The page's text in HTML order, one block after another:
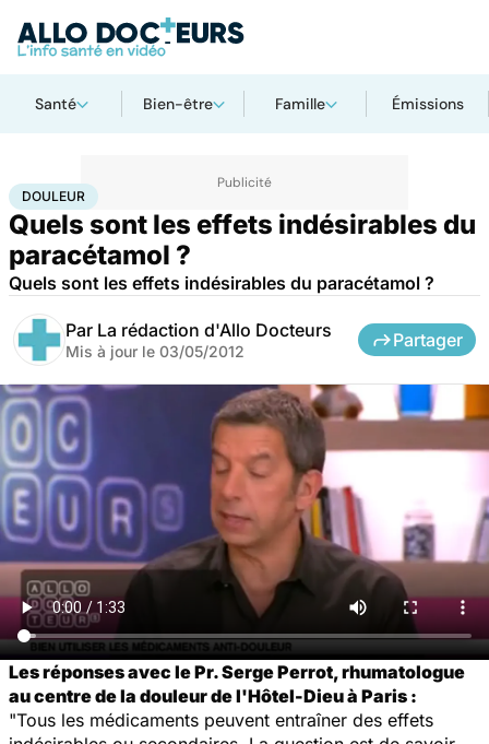
Santé Bien-être Famille Émissions
AccueilSanté
DOULEUR
Quels sont les effets indésirables du
paracétamol ?
Quels sont les effets indésirables du paracétamol ?
Par La rédaction d'Allo Docteurs
Mis à jour le 03/05/2012
Partager
Les réponses avec le Pr. Serge Perrot, rhumatologue
au centre de la douleur de l'Hôtel-Dieu à Paris :
"Tous les médicaments peuvent entraîner des effets